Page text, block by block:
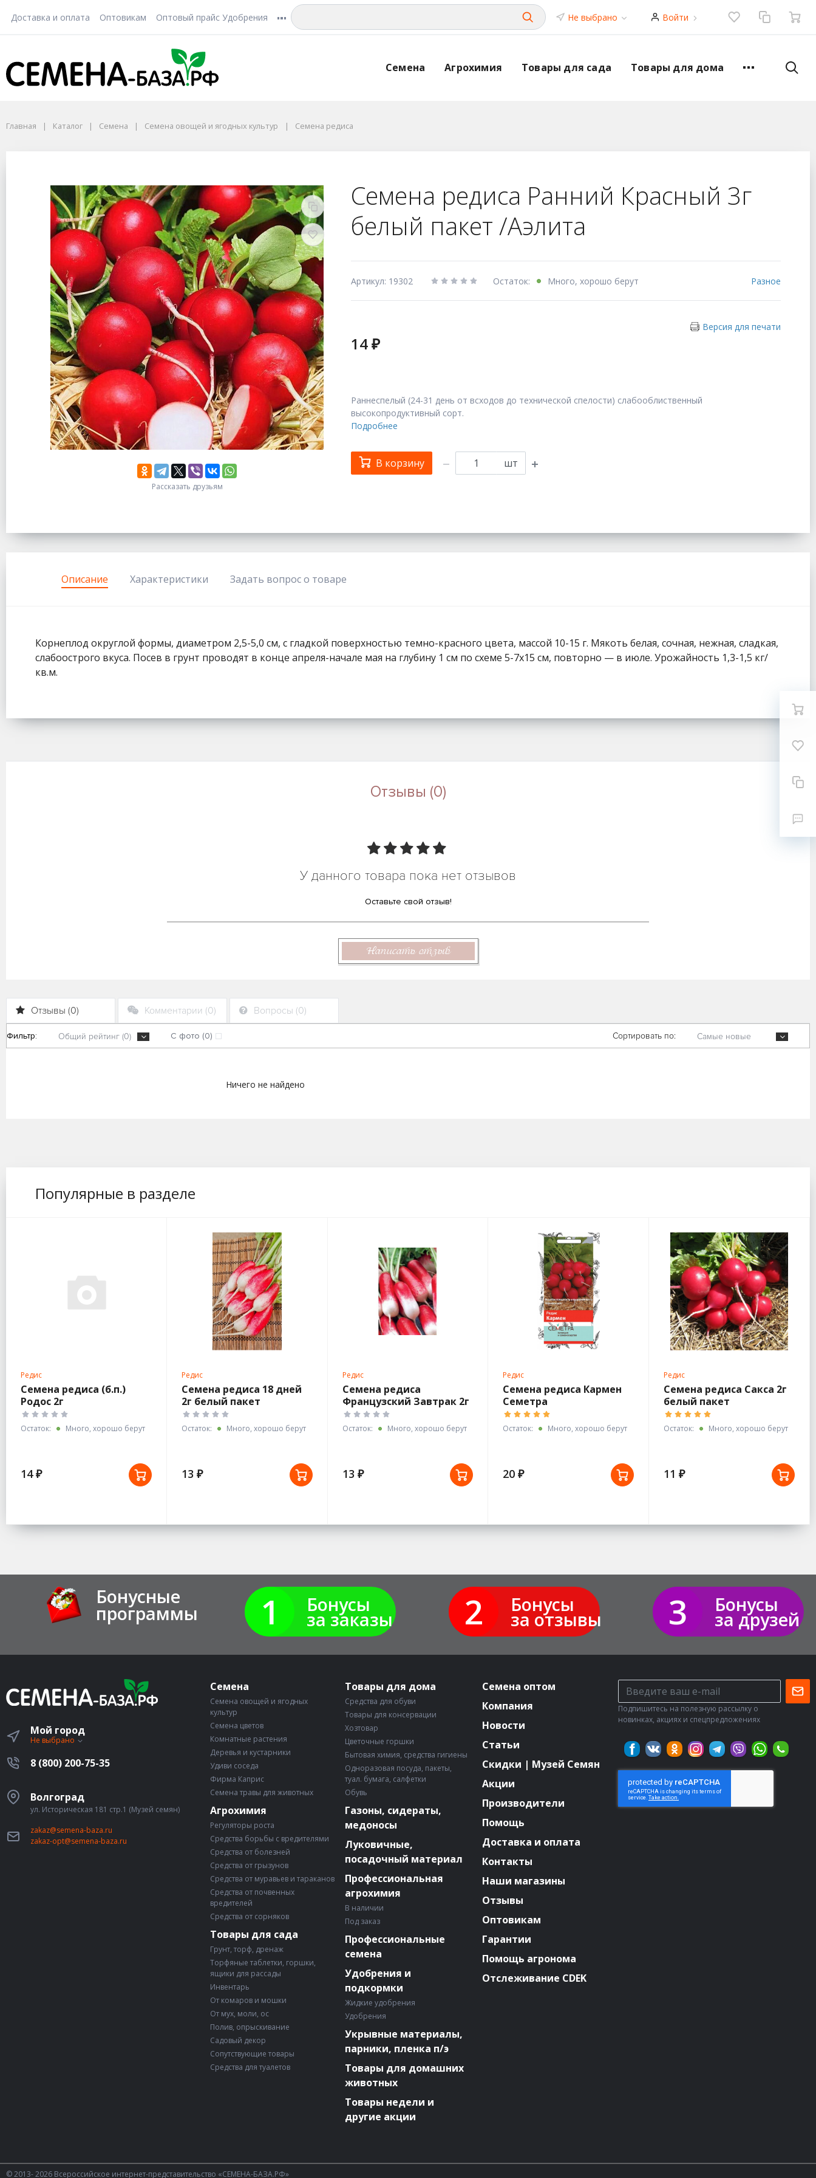
Доставка и оплата Оптовикам Оптовый прайс Удобрения Не выбрано Войти
Семена Агрохимия Товары для сада Товары для дома
Главная Каталог Семена Семена овощей и ягодных культур Cемена редиса
Рассказать друзьям
Семена редиса Ранний Красный 3г
белый пакет /Аэлита
Артикул: 19302 Остаток: Много, хорошо берут Разное
Версия для печати
14 ₽
Раннеспелый (24-31 день от всходов до технической спелости) слабооблиственный
высокопродуктивный сорт.
Подробнее
В корзину шт
Описание Характеристики Задать вопрос о товаре
Корнеплод округлой формы, диаметром 2,5-5,0 см, с гладкой поверхностью темно-красного цвета, массой 10-15 г. Мякоть белая, сочная, нежная, сладкая,
слабоострого вкуса. Посев в грунт проводят в конце апреля-начале мая на глубину 1 см по схеме 5-7x15 см, повторно — в июле. Урожайность 1,3-1,5 кг/
кв.м.
Отзывы (0)
У данного товара пока нет отзывов
Оставьте свой отзыв!
Написать отзыв
Отзывы (0) Комментарии (0) Вопросы (0)
Фильтр: Общий рейтинг (0) С фото (0) Сортировать по: Самые новые
Ничего не найдено
Популярные в разделе
Редис
Семена редиса (б.п.)
Родос 2г
Остаток: Много, хорошо берут
14 ₽
Редис
Семена редиса 18 дней
2г белый пакет
Остаток: Много, хорошо берут
13 ₽
Редис
Семена редиса
Французский Завтрак 2г
белый пакет
Остаток: Много, хорошо берут
13 ₽
Редис
Семена редиса Кармен
Семетра
Остаток: Много, хорошо берут
20 ₽
Редис
Семена редиса Сакса 2г
белый пакет
Остаток: Много, хорошо берут
11 ₽
Бонусные
программы 1 Бонусы
за заказы 2 Бонусы
за отзывы 3 Бонусы
за друзей
Мой город
Не выбрано
8 (800) 200-75-35
Волгоград
ул. Историческая 181 стр.1 (Музей семян)
zakaz@semena-baza.ru
zakaz-opt@semena-baza.ru
Семена
Семена овощей и ягодных
культур
Семена цветов
Комнатные растения
Деревья и кустарники
Удиви соседа
Фирма Каприс
Семена травы для животных
Агрохимия
Регуляторы роста
Средства борьбы с вредителями
Средства от болезней
Средства от грызунов
Средства от муравьев и тараканов
Средства от почвенных
вредителей
Средства от сорняков
Товары для сада
Грунт, торф, дренаж
Торфяные таблетки, горшки,
ящики для рассады
Инвентарь
От комаров и мошки
От мух, моли, ос
Полив, опрыскивание
Садовый декор
Сопутствующие товары
Средства для туалетов
Товары для дома
Средства для обуви
Товары для консервации
Хозтовар
Цветочные горшки
Бытовая химия, средства гигиены
Одноразовая посуда, пакеты,
туал. бумага, салфетки
Обувь
Газоны, сидераты,
медоносы
Луковичные,
посадочный материал
Профессиональная
агрохимия
В наличии
Под заказ
Профессиональные
семена
Удобрения и
подкормки
Жидкие удобрения
Удобрения
Укрывные материалы,
парники, пленка п/э
Товары для домашних
животных
Товары недели и
другие акции
Семена оптом
Компания
Новости
Статьи
Скидки | Музей Семян
Акции
Производители
Помощь
Доставка и оплата
Контакты
Наши магазины
Отзывы
Оптовикам
Гарантии
Помощь агронома
Отслеживание CDEK
Подпишитесь на полезную рассылку о
новинках, акциях и спецпредложениях
© 2013- 2026 Всероссийское интернет-представительство «СЕМЕНА-БАЗА.РФ»